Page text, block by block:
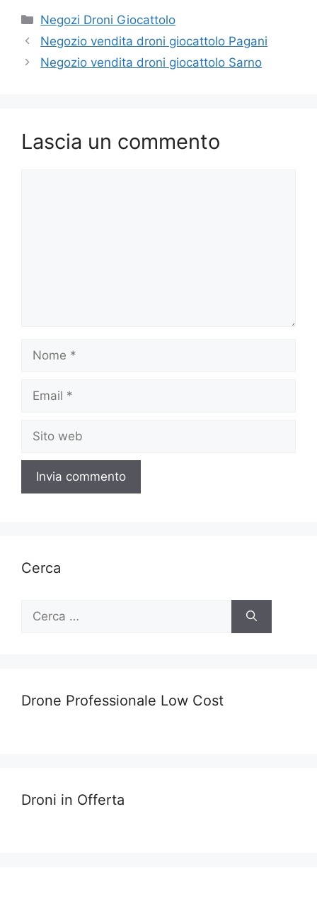
Categorie
Negozi Droni Giocattolo
Negozio vendita droni giocattolo Pagani
Negozio vendita droni giocattolo Sarno
Lascia un commento
Nome
Email
Sito
web
Cerca
Ricerca
Drone Professionale Low Cost
Droni in Offerta